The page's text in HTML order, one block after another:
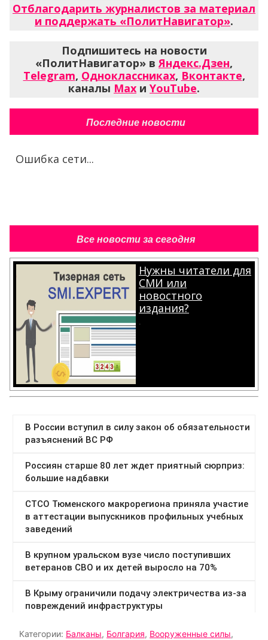
Отблагодарить журналистов за материал
и поддержать «ПолитНавигатор».
Подпишитесь на новости
«ПолитНавигатор» вЯндекс.Дзен,
Telegram, Одноклассниках, Вконтакте,
каналы Max и YouTube.
Последние новости
Ошибка сети...
Все новости за сегодня
Нужны читатели для
СМИ или
новостного
издания?
.
Категории: Балканы, Болгария, Вооруженные силы,